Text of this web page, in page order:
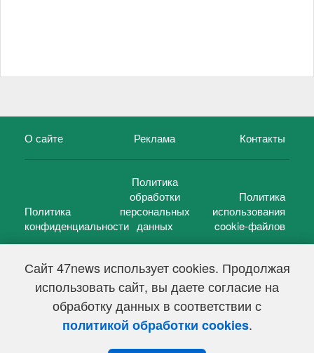
Сайт 47news использует cookies. Продолжая
использовать сайт, вы даете согласие на
обработку данных в соответствии с
политикой обработки cookies.
О сайте Реклама Контакты
Политика
конфиденциальности
Политика
обработки
персональных
данных
Политика
использования
cookie-файлов
47 новостей (47 news)2005 — 2026 г.
Свидетельство о регистрации СМИ Эл № ФС 77-39848, выдано
Федеральной службой по надзору в сфере связи,
информационных технологий и массовых коммуникаций